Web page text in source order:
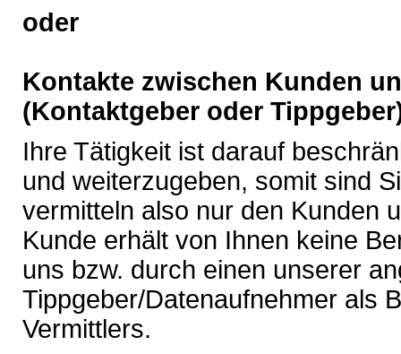
oder
Kontakte zwischen Kunden
(Kontaktgeber oder
Ihre Tätigkeit ist darauf
und weiterzugeben, somit sind
vermitteln also nur den Kunden
Kunde erhält von Ihnen keine
uns bzw. durch einen unserer
Tippgeber/Datenaufnehmer als
Vermittlers.